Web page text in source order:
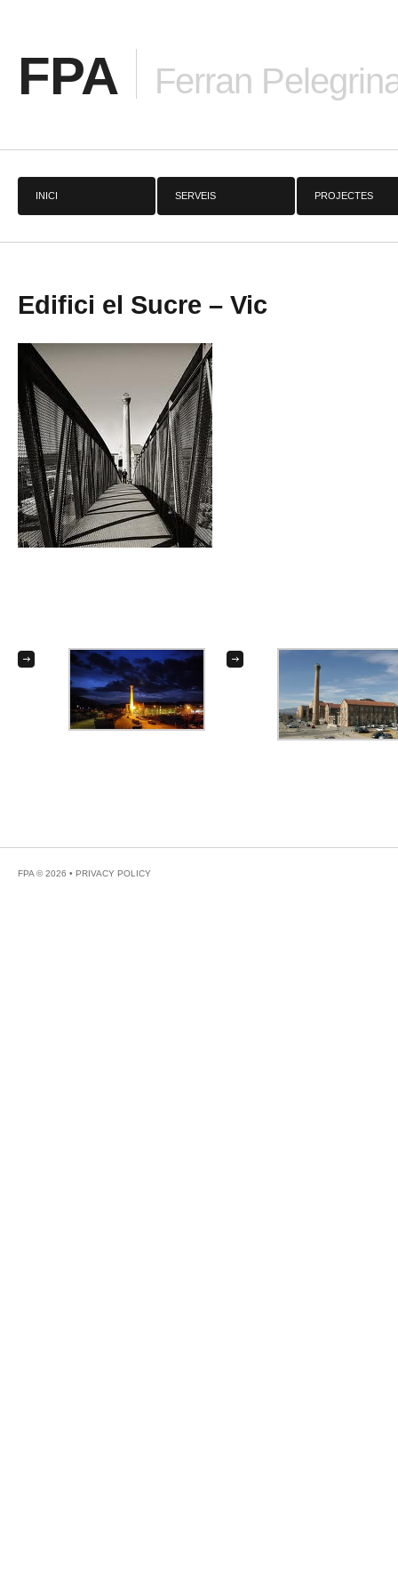
FPA Ferran
INICI SERVEIS PROJECTES
Edifici el Sucre – Vic
FPA © 2026 • PRIVACY POLICY